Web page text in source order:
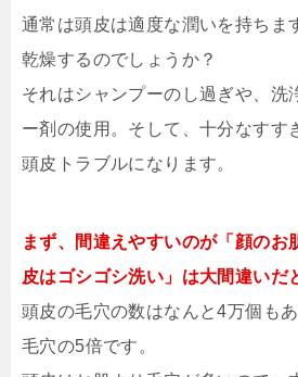
通常は頭皮は適度な潤いを持ちま
乾燥するのでしょうか？
それはシャンプーのし過ぎや、洗
ー剤の使用。 そして、十分なすす
頭皮トラブルになります。
まず、間違えやすいのが「顔のお
皮はゴシゴシ洗い」は大間違いだ
頭皮の毛穴の数はなんと4万個も
毛穴の5倍です。